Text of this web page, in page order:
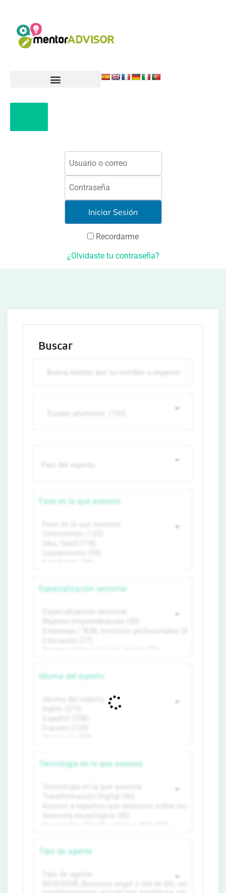
Recordarme
¿Olvidaste tu contraseña?
Buscar
Fase en la que asesora
Especialización sectorial
Idioma del experto
Tecnología en la que asesora
Tipo de agente